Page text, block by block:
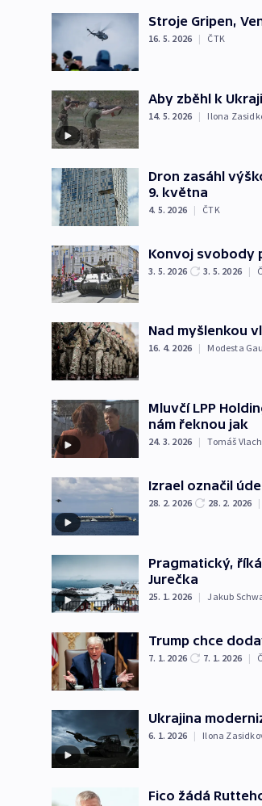
Stroje Gripen,
16. 5. 2026 | ČTK
Aby zběhl k
14. 5. 2026 | Ilona
Dron zasáhl
9. května
4. 5. 2026 | ČTK
Konvoj svobody
3. 5. 2026 3. 5. 2026 |
Nad myšlenkou
16. 4. 2026 | Modesta
Mluvčí LPP
nám řeknou jak
24. 3. 2026 | Tomáš Vlach
Izrael označil
28. 2. 2026 28. 2. 2026 |
Pragmatický,
Jurečka
25. 1. 2026 | Jakub
Trump chce
7. 1. 2026 7. 1. 2026 |
Ukrajina
6. 1. 2026 | Ilona
Fico žádá